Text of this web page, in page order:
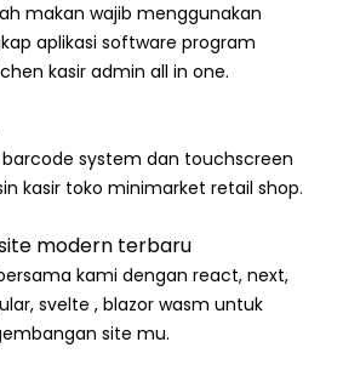
makan wajib menggunakan
aplikasi software program
kasir admin all in one.
system dan touchscreen
kasir toko minimarket retail shop.
modern terbaru
kami dengan react, next,
svelte , blazor wasm untuk
site mu.